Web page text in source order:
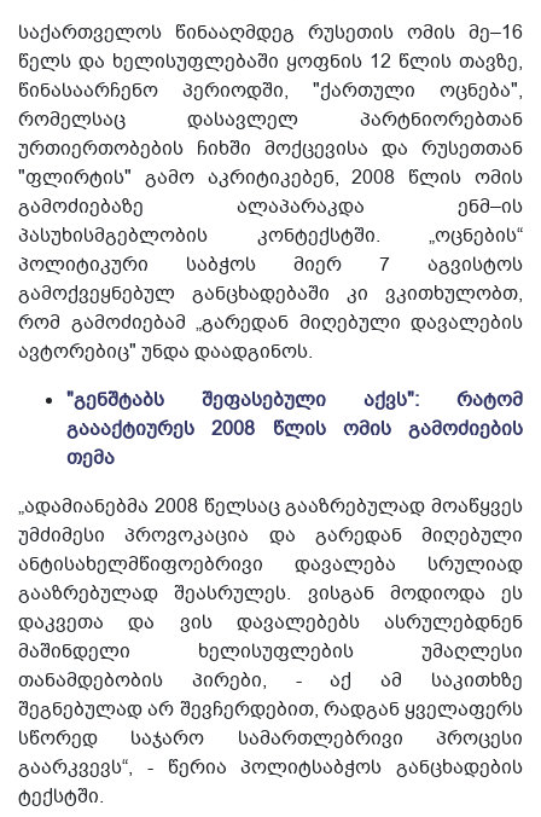
საქართველოს წინააღმდეგ რუსეთის ომის მე–16
წელს და ხელისუფლებაში ყოფნის 12 წლის თავზე,
წინასაარჩენო პერიოდში, "ქართული ოცნება",
რომელსაც დასავლელ პარტნიორებთან
ურთიერთობების ჩიხში მოქცევისა და რუსეთთან
"ფლირტის" გამო აკრიტიკებენ, 2008 წლის ომის
გამოძიებაზე ალაპარაკდა ენმ–ის
პასუხისმგებლობის კონტექსტში. „ოცნების“
პოლიტიკური საბჭოს მიერ 7 აგვისტოს
გამოქვეყნებულ განცხადებაში კი ვკითხულობთ,
რომ გამოძიებამ „გარედან მიღებული დავალების
ავტორებიც" უნდა დაადგინოს.
"გენშტაბს შეფასებული აქვს": რატომ
გაააქტიურეს 2008 წლის ომის გამოძიების
თემა
„ადამიანებმა 2008 წელსაც გააზრებულად მოაწყვეს
უმძიმესი პროვოკაცია და გარედან მიღებული
ანტისახელმწიფოებრივი დავალება სრულიად
გააზრებულად შეასრულეს. ვისგან მოდიოდა ეს
დაკვეთა და ვის დავალებებს ასრულებდნენ
მაშინდელი ხელისუფლების უმაღლესი
თანამდებობის პირები, - აქ ამ საკითხზე
შეგნებულად არ შევჩერდებით, რადგან ყველაფერს
სწორედ საჯარო სამართლებრივი პროცესი
გაარკვევს“, - წერია პოლიტსაბჭოს განცხადების
ტექსტში.